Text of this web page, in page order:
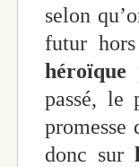
selon
futur
héroïque
passé, le
promesse
donc sur